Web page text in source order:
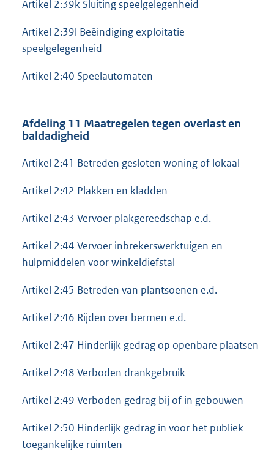
Artikel 2:39k Sluiting speelgelegenheid
Artikel 2:39l Beëindiging exploitatie
speelgelegenheid
Artikel 2:40 Speelautomaten
Afdeling 11 Maatregelen tegen overlast en
baldadigheid
Artikel 2:41 Betreden gesloten woning of lokaal
Artikel 2:42 Plakken en kladden
Artikel 2:43 Vervoer plakgereedschap e.d.
Artikel 2:44 Vervoer inbrekerswerktuigen en
hulpmiddelen voor winkeldiefstal
Artikel 2:45 Betreden van plantsoenen e.d.
Artikel 2:46 Rijden over bermen e.d.
Artikel 2:47 Hinderlijk gedrag op openbare plaatsen
Artikel 2:48 Verboden drankgebruik
Artikel 2:49 Verboden gedrag bij of in gebouwen
Artikel 2:50 Hinderlijk gedrag in voor het publiek
toegankelijke ruimten